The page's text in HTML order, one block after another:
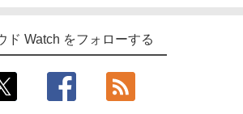
ド Watch をフォローする